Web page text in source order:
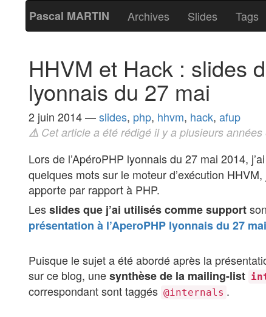
Pascal MARTIN Archives Slides Tags
HHVM et Hack : slides
lyonnais du 27 mai
2 juin 2014—slides, php, hhvm, hack, afup
⚠ Cet article a été rédigé il y a plusieurs
Lors de l’ApéroPHP lyonnais du 27 mai 2014,
quelques mots sur le moteur d’exécution
apporte par rapport à PHP.
Lesslides que j’ai utilisés comme support
présentation à l’AperoPHP lyonnais du 27 mai
Puisque le sujet a été abordé après la
sur ce blog, unesynthèse de la mailing-list
correspondant sont taggés @internals .